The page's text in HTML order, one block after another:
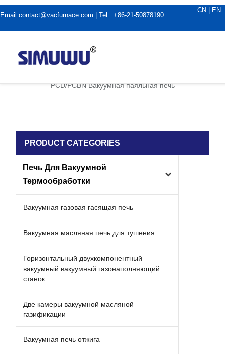
Email:contact@vacfurnace.com | Tel : +86-21-50878190
CN EN
PCD/PCBN Вакуумная паяльная печь
PRODUCT CATEGORIES
Печь Для Вакуумной
Термообработки
Вакуумная газовая гасящая печь
Вакуумная масляная печь для тушения
Горизонтальный двухкомпонентный
вакуумный вакуумный газонаполняющий
станок
Две камеры вакуумной масляной
газификации
Вакуумная печь отжига